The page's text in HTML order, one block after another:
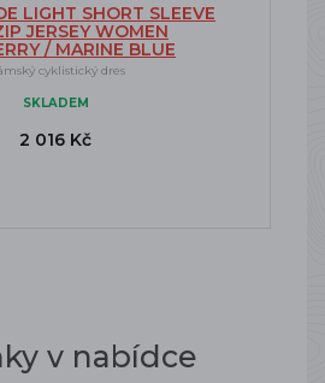
LIGHT SHORT SLEEVE
JERSEY WOMEN
/ MARINE BLUE
cyklistický dres
SKLADEM
2 016 Kč
v nabídce